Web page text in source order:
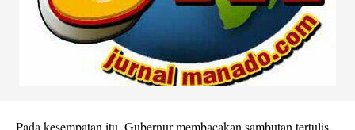
Pada kesempatan itu, Gubernur membacakan sambutan tertulis